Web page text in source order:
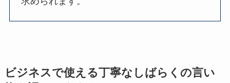
ビジネスで使える丁寧なしばらくの言い